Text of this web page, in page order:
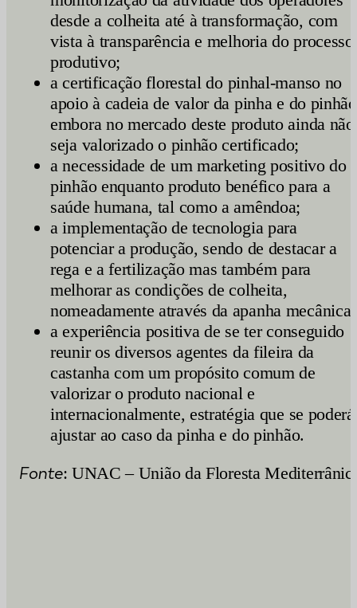
desde a colheita até à transformação, com
vista à transparência e melhoria do processo
produtivo;
a certificação florestal do pinhal-manso no
apoio à cadeia de valor da pinha e do
embora no mercado deste produto ainda não
seja valorizado o pinhão certificado;
a necessidade de um marketing positivo do
pinhão enquanto produto benéfico para a
saúde humana, tal como a amêndoa;
a implementação de tecnologia para
potenciar a produção, sendo de destacar a
rega e a fertilização mas também para
melhorar as condições de colheita,
nomeadamente através da apanha mecânica;
a experiência positiva de se ter conseguido
reunir os diversos agentes da fileira da
castanha com um propósito comum de
valorizar o produto nacional e
internacionalmente, estratégia que se poderá
ajustar ao caso da pinha e do pinhão.
Fonte: UNAC – União da Floresta